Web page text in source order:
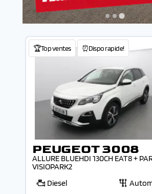
🏆Top ventes ⏰Dispo rapide!
PEUGEOT 3008
ALLURE BLUEHDI 130CH EAT8 +
VISIOPARK2
Diesel